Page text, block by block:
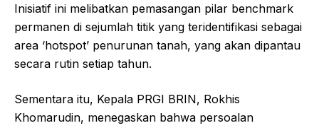
Inisiatif ini melibatkan pemasangan pilar benchmark
permanen di sejumlah titik yang teridentifikasi sebagai
area ‘hotspot’ penurunan tanah, yang akan dipantau
secara rutin setiap tahun.
Sementara itu, Kepala PRGI BRIN, Rokhis
Khomarudin, menegaskan bahwa persoalan